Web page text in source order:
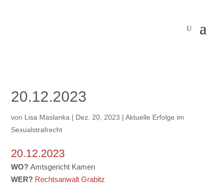
20.12.2023
von Lisa Maslanka | Dez. 20, 2023 |Aktuelle Erfolge im
Sexualstrafrecht
20.12.2023
WO?Amtsgericht Kamen
WER? Rechtsanwalt Grabitz